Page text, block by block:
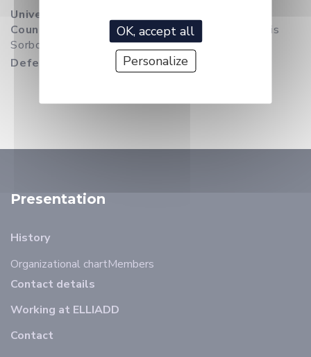
University
Country and University of the cotutelle
: Paris
Sorbonne Nouvelle
Defense date
: 07/07/2014
Presentation
History
Organizational chartMembers
Contact details
Working at ELLIADD
Contact
OK, accept all
Personalize